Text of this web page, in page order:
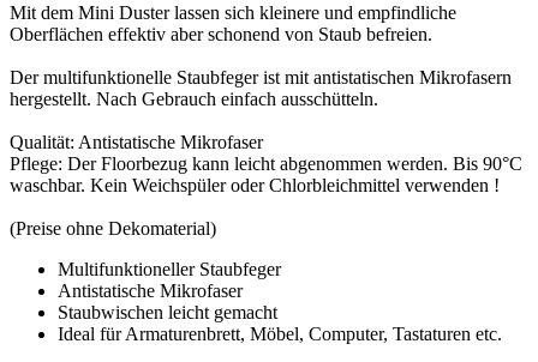
Mit dem Mini Duster lassen sich kleinere und empfindliche
Oberflächen effektiv aber schonend von Staub befreien.
Der multifunktionelle Staubfeger ist mit antistatischen Mikrofasern
hergestellt. Nach Gebrauch einfach ausschütteln.
Qualität: Antistatische Mikrofaser
Pflege: Der Floorbezug kann leicht abgenommen werden. Bis 90°C
waschbar. Kein Weichspüler oder Chlorbleichmittel verwenden !
(Preise ohne Dekomaterial)
Multifunktioneller Staubfeger
Antistatische Mikrofaser
Staubwischen leicht gemacht
Ideal für Armaturenbrett, Möbel, Computer, Tastaturen etc.